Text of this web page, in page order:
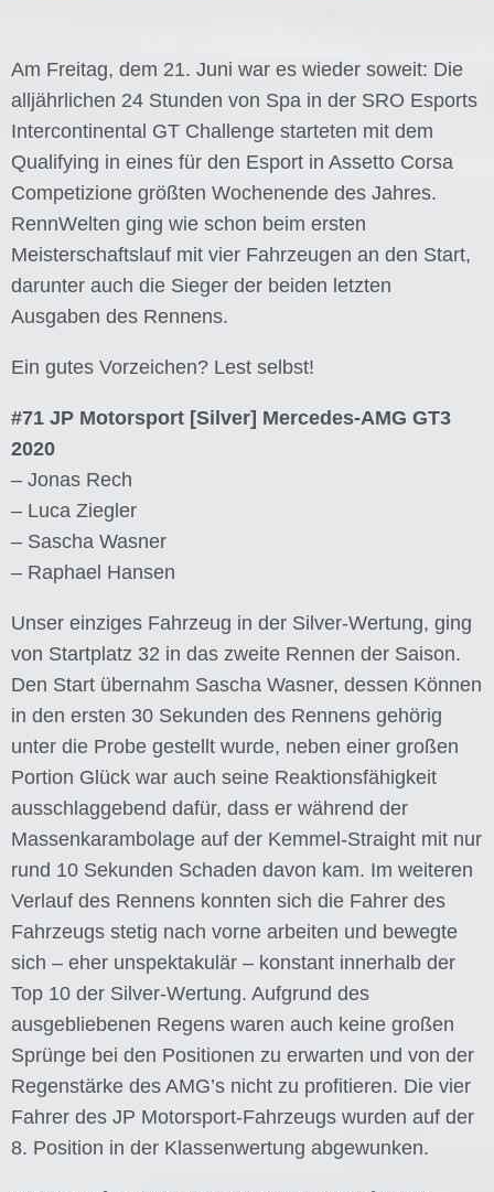
Am Freitag, dem 21. Juni war es wieder soweit: Die
alljährlichen 24 Stunden von Spa in der SRO Esports
Intercontinental GT Challenge starteten mit dem
Qualifying in eines für den Esport in Assetto Corsa
Competizione größten Wochenende des Jahres.
RennWelten ging wie schon beim ersten
Meisterschaftslauf mit vier Fahrzeugen an den Start,
darunter auch die Sieger der beiden letzten
Ausgaben des Rennens.
Ein gutes Vorzeichen? Lest selbst!
#71 JP Motorsport [Silver] Mercedes-AMG GT3
2020
– Jonas Rech
– Luca Ziegler
– Sascha Wasner
– Raphael Hansen
Unser einziges Fahrzeug in der Silver-Wertung, ging
von Startplatz 32 in das zweite Rennen der Saison.
Den Start übernahm Sascha Wasner, dessen Können
in den ersten 30 Sekunden des Rennens gehörig
unter die Probe gestellt wurde, neben einer großen
Portion Glück war auch seine Reaktionsfähigkeit
ausschlaggebend dafür, dass er während der
Massenkarambolage auf der Kemmel-Straight mit nur
rund 10 Sekunden Schaden davon kam. Im weiteren
Verlauf des Rennens konnten sich die Fahrer des
Fahrzeugs stetig nach vorne arbeiten und bewegte
sich – eher unspektakulär – konstant innerhalb der
Top 10 der Silver-Wertung. Aufgrund des
ausgebliebenen Regens waren auch keine großen
Sprünge bei den Positionen zu erwarten und von der
Regenstärke des AMG’s nicht zu profitieren. Die vier
Fahrer des JP Motorsport-Fahrzeugs wurden auf der
8. Position in der Klassenwertung abgewunken.